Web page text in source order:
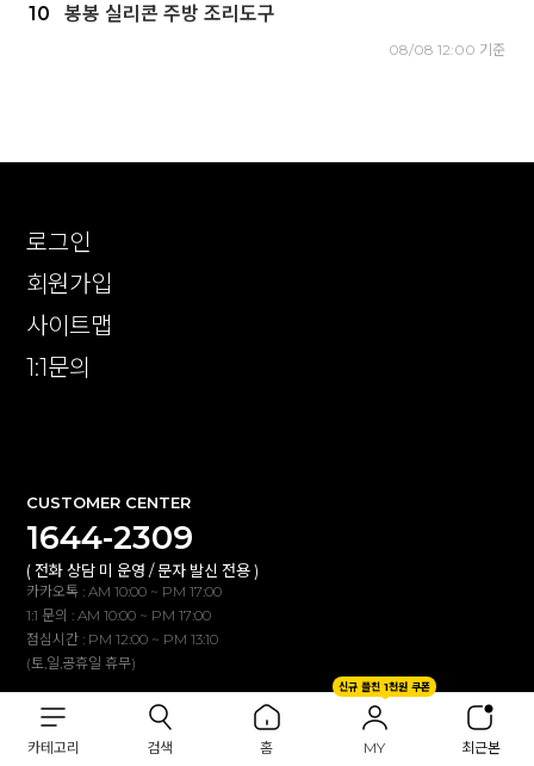
카테고리 검색 홈
신규 플친 1천원 쿠폰
MY 최근본
10 봉봉 실리콘 주방 조리도구
08/08 12:00 기준
로그인
회원가입
사이트맵
1:1문의
CUSTOMER CENTER
1644-2309
( 전화 상담 미 운영 / 문자 발신 전용 )
카카오톡 : AM 10:00 ~ PM 17:00
1:1 문의 : AM 10:00 ~ PM 17:00
점심시간 : PM 12:00 ~ PM 13:10
(토,일,공휴일 휴무)
BANK INFO